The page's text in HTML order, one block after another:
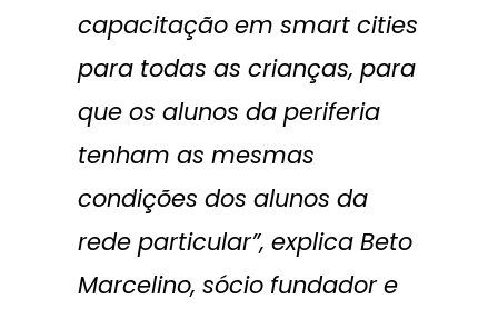
capacitação em smart cities
para todas as crianças, para
que os alunos da periferia
tenham as mesmas
condições dos alunos da
rede particular”, explica Beto
Marcelino, sócio fundador e